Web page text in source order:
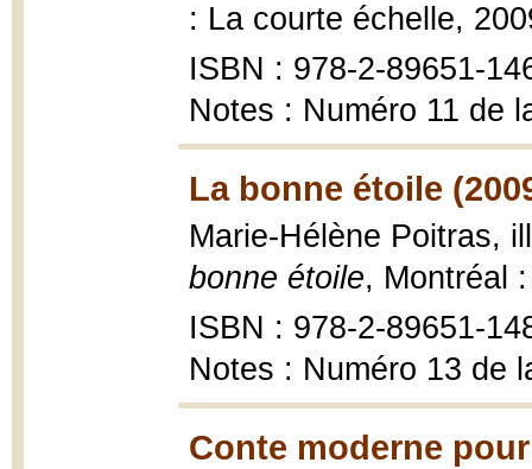
: La courte échelle,
ISBN : 978-2-89651-
Notes : Numéro 11 de
La bonne étoile
Marie-Hélène Poitras,
bonne étoile, Montréal
ISBN : 978-2-89651-
Notes : Numéro 13 de
Conte moderne